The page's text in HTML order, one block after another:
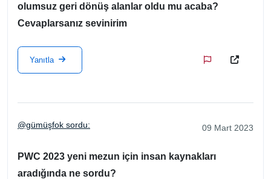
olumsuz geri dönüş alanlar oldu mu acaba?
Cevaplarsanız sevinirim
Yanıtla
@gümüşfok sordu: 09 Mart 2023
PWC 2023 yeni mezun için insan kaynakları
aradığında ne sordu?